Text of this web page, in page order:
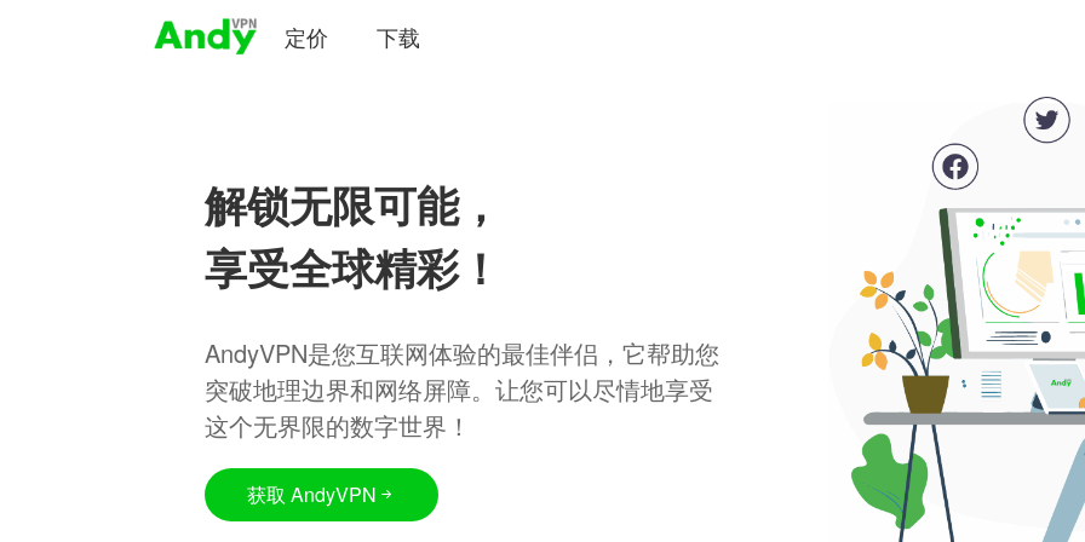
定价 下载
解锁无限可能，
享受全球精彩！
AndyVPN是您互联网体验的最佳伴侣，它帮助您
突破地理边界和网络屏障。让您可以尽情地享受
这个无界限的数字世界！
获取 AndyVPN